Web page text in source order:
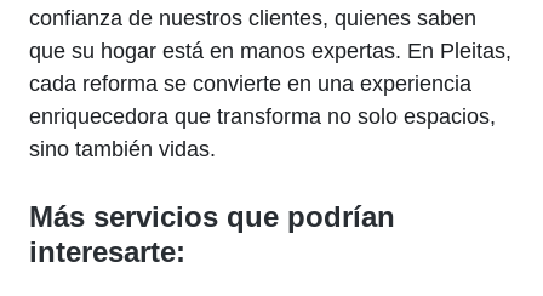
confianza de nuestros clientes, quienes saben
que su hogar está en manos expertas. En Pleitas,
cada reforma se convierte en una experiencia
enriquecedora que transforma no solo espacios,
sino también vidas.
Más servicios que podrían
interesarte: